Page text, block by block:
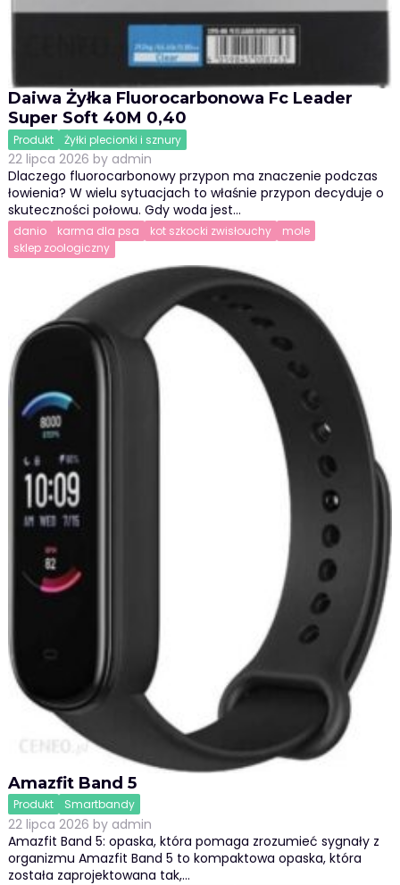
Daiwa Żyłka Fluorocarbonowa Fc Leader
Super Soft 40M 0,40
Produkt Żyłki plecionki i sznury
22 lipca 2026 by admin
Dlaczego fluorocarbonowy przypon ma znaczenie podczas
łowienia? W wielu sytuacjach to właśnie przypon decyduje o
skuteczności połowu. Gdy woda jest…
danio karma dla psa kot szkocki zwisłouchy
mole
sklep zoologiczny
Amazfit Band 5
Produkt Smartbandy
22 lipca 2026 by admin
Amazfit Band 5: opaska, która pomaga zrozumieć sygnały z
organizmu Amazfit Band 5 to kompaktowa opaska, która
została zaprojektowana tak,…